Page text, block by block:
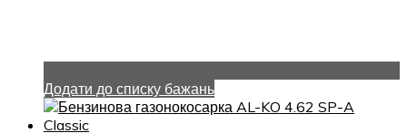
Додати до списку бажань